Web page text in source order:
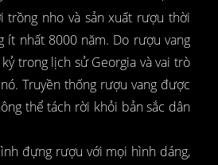
trồng nho và sản xuất rượu thời
ít nhất 8000 năm. Do rượu vang
trong lịch sử Georgia và vai trò
Truyền thống rượu vang được
thể tách rời khỏi bản sắc dân
đựng rượu với mọi hình dáng,